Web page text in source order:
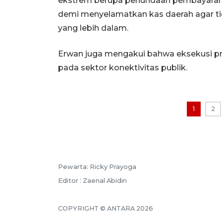
demi menyelamatkan kas daerah agar
yang lebih dalam.
Erwan juga mengakui bahwa eksekusi
pada sektor konektivitas publik.
1 2
Pewarta: Ricky Prayoga
Editor : Zaenal Abidin
COPYRIGHT © ANTARA 2026